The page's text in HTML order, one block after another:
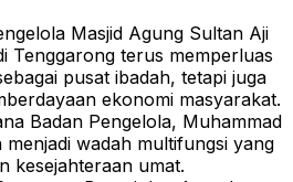
Masjid Agung Sultan Aji
Tenggarong terus memperluas
pusat ibadah, tetapi juga
ekonomi masyarakat.
Badan Pengelola, Muhammad
menjadi wadah multifungsi yang
kesejahteraan umat.